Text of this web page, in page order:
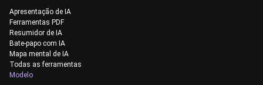
Apresentação de IA
Ferramentas PDF
Resumidor de IA
Bate-papo com IA
Mapa mental de IA
Todas as ferramentas
Modelo